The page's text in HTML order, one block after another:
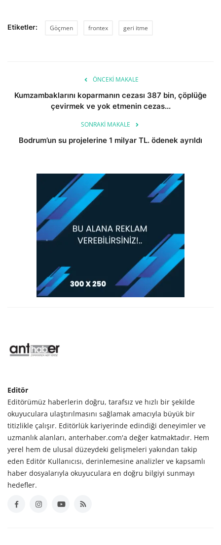
Etiketler: Göçmen frontex geri itme
ÖNCEKI MAKALE
Kumzambaklarını koparmanın cezası 387 bin, çöplüğe
çevirmek ve yok etmenin cezas...
SONRAKI MAKALE
Bodrum’un su projelerine 1 milyar TL. ödenek ayrıldı
Editör
Editörümüz haberlerin doğru, tarafsız ve hızlı bir şekilde
okuyuculara ulaştırılmasını sağlamak amacıyla büyük bir
titizlikle çalışır. Editörlük kariyerinde edindiği deneyimler ve
uzmanlık alanları, anterhaber.com'a değer katmaktadır. Hem
yerel hem de ulusal düzeydeki gelişmeleri yakından takip
eden Editör Kullanıcısı, derinlemesine analizler ve kapsamlı
haber dosyalarıyla okuyuculara en doğru bilgiyi sunmayı
hedefler.